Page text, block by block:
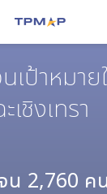
เป้าหมา
เชิงเทรา
น 2,760 คน